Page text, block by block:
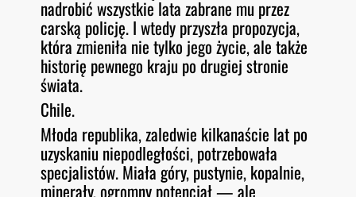
nadrobić wszystkie lata zabrane mu przez
carską policję. I wtedy przyszła propozycja,
która zmieniła nie tylko jego życie, ale także
historię pewnego kraju po drugiej stronie
świata.
Chile.
Młoda republika, zaledwie kilkanaście lat po
uzyskaniu niepodległości, potrzebowała
specjalistów. Miała góry, pustynie, kopalnie,
minerały, ogromny potencjał — ale